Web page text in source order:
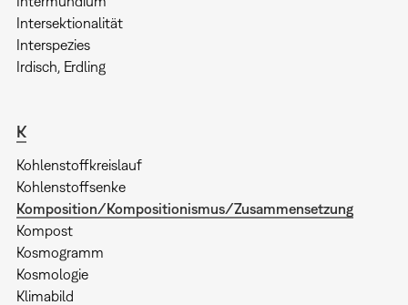
Intersektionalität
Interspezies
Irdisch, Erdling
K
Kohlenstoffkreislauf
Kohlenstoffsenke
Komposition/Kompositionismus/Zusammensetzung
Kompost
Kosmogramm
Kosmologie
Klimabild